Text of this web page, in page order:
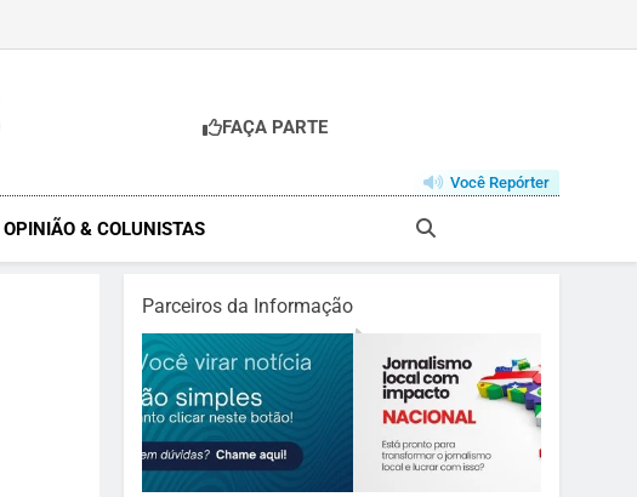
FAÇA PARTE
Você Repórter
OPINIÃO & COLUNISTAS
Parceiros da Informação